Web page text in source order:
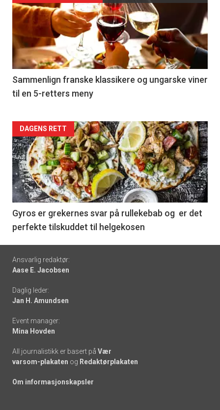
akkurat
nå
-
5
Sammenlign franske klassikere og ungarske viner
til en 5-retters meny
Forsiden
akkurat
nå
-
6
DAGENS RETT
Gyros er grekernes svar på rullekebab og er det
perfekte tilskuddet til helgekosen
Footer
-
links
Ansvarlig redaktør:
Aase E. Jacobsen
Daglig leder:
Jan H. Amundsen
Event manager:
Mina Hovden
All journalistikk er basert på Vær
varsom-plakaten og Redaktørplakaten
Om informasjonskapsler